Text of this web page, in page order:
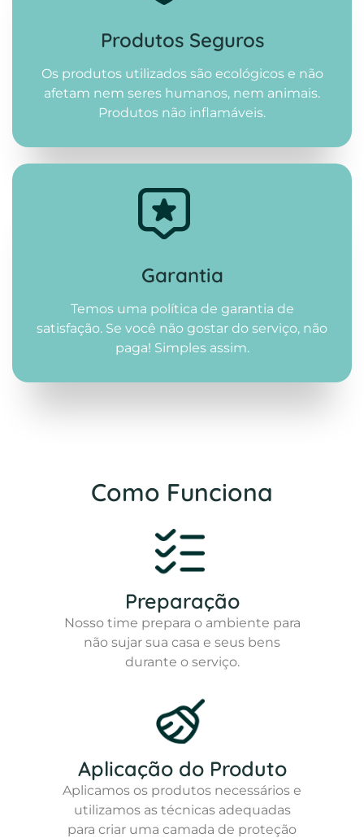
Produtos Seguros
Os produtos utilizados são ecológicos e não
afetam nem seres humanos, nem animais.
Produtos não inflamáveis.
Garantia
Temos uma política de garantia de
satisfação. Se você não gostar do serviço, não
paga! Simples assim.
Como Funciona
Preparação
Nosso time prepara o ambiente para
não sujar sua casa e seus bens
durante o serviço.
Aplicação do Produto
Aplicamos os produtos necessários e
utilizamos as técnicas adequadas
para criar uma camada de proteção